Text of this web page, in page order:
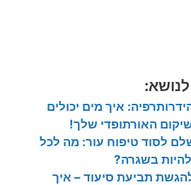
איך מים יכולים
האורתופדי שלך!
לסוד טיפוח עור: מה לכל
להיות בשגרה?
תביעת סיעוד – איך